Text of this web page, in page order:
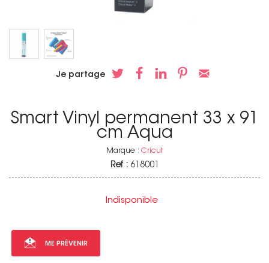
Je partage
Smart Vinyl permanent 33 x 91
cm Aqua
Marque : Cricut
Ref : 618001
Indisponible
ME PRÉVENIR